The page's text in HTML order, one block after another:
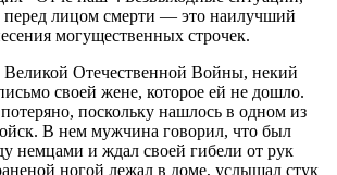
перед лицом смерти — это наилучший
могущественных строчек.
Великой Отечественной Войны, некий
своей жене, которое ей не дошло.
поскольку нашлось в одном из
В нем мужчина говорил, что был
немцами и ждал своей гибели от рук
ногой лежал в доме, услышал стук